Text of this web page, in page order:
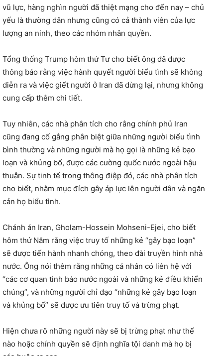
vũ lực, hàng nghìn người đã thiệt mạng cho đến nay – chủ
yếu là thường dân nhưng cũng có cả thành viên của lực
lượng an ninh, theo các nhóm nhân quyền.
Tổng thống Trump hôm thứ Tư cho biết ông đã được
thông báo rằng việc hành quyết người biểu tình sẽ không
diễn ra và việc giết người ở Iran đã dừng lại, nhưng không
cung cấp thêm chi tiết.
Tuy nhiên, các nhà phân tích cho rằng chính phủ Iran
cũng đang cố gắng phân biệt giữa những người biểu tình
bình thường và những người mà họ gọi là những kẻ bạo
loạn và khủng bố, được các cường quốc nước ngoài hậu
thuẫn. Sự tinh tế trong thông điệp đó, các nhà phân tích
cho biết, nhằm mục đích gây áp lực lên người dân và ngăn
cản họ biểu tình.
Chánh án Iran, Gholam-Hossein Mohseni-Ejei, cho biết
hôm thứ Năm rằng việc truy tố những kẻ “gây bạo loạn”
sẽ được tiến hành nhanh chóng, theo đài truyền hình nhà
nước. Ông nói thêm rằng những cá nhân có liên hệ với
“các cơ quan tình báo nước ngoài và những kẻ điều khiển
chúng”, và những người chỉ đạo “những kẻ gây bạo loạn
và khủng bố” sẽ được ưu tiên truy tố và trừng phạt.
Hiện chưa rõ những người này sẽ bị trừng phạt như thế
nào hoặc chính quyền sẽ định nghĩa tội danh mà họ bị